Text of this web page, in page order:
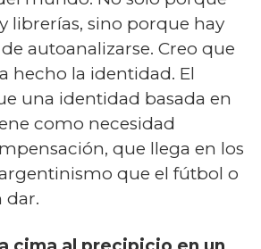
librerías, sino porque hay
autoanalizarse. Creo que
hecho la identidad. El
una identidad basada en
como necesidad
que llega en los
que el fútbol o
dar.